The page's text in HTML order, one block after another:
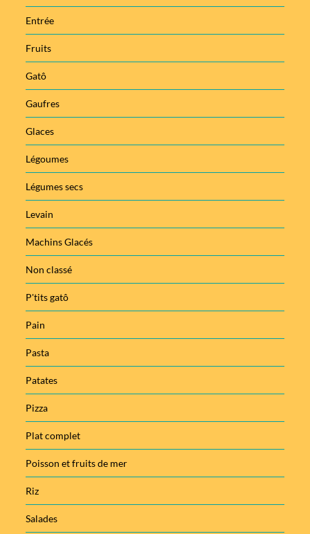
Entrée
Fruits
Gatô
Gaufres
Glaces
Légoumes
Légumes secs
Levain
Machins Glacés
Non classé
P'tits gatô
Pain
Pasta
Patates
Pizza
Plat complet
Poisson et fruits de mer
Riz
Salades